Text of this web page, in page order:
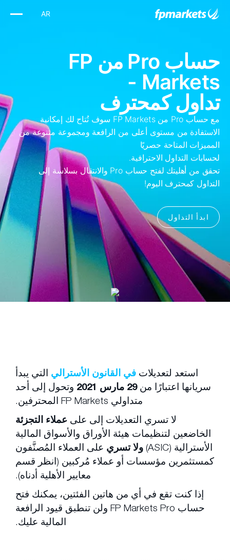
استعد لتعديلات في القانون الأسترالي التي يبدأ
سريانها اعتبارًا من29 مارس 2021
وتحول إلى أحد
متداولي FP Markets المحترفين.
لا تسري التعديلات إلى على عملاء التجزئة
الخاضعين لتنظيمات هيئة الأوراق والأسواق المالية
الأسترالية (ASIC)
ولا تسري على العملاء المُصنَّفون
كمستثمرين مؤسسات أو عملاء مُركبين (انظر قسم
معايير الأهلية أدناه).
إذا كنت تقع في أي من هاتين الفئتين، يمكنك فتح
حساب FP Markets Pro ولن تنطبق قيود الرافعة
المالية عليك.